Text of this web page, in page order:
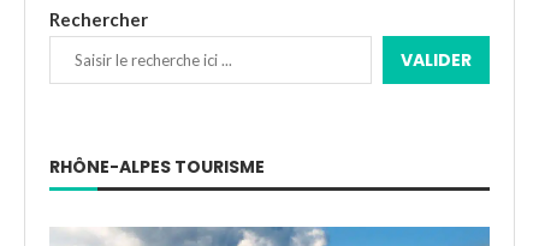
Rechercher
VALIDER
RHÔNE-ALPES TOURISME